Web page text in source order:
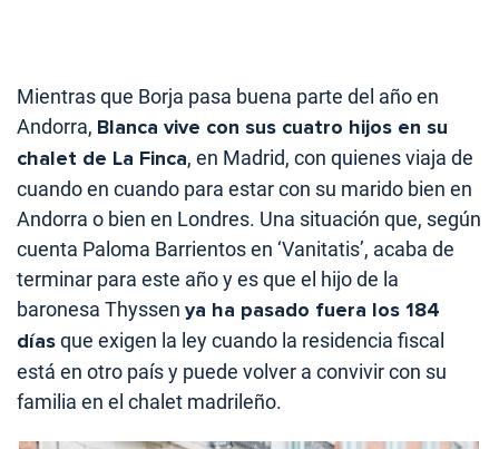
Mientras que Borja pasa buena parte del año en
Andorra, Blanca vive con sus cuatro hijos en su
chalet de La Finca, en Madrid, con quienes viaja de
cuando en cuando para estar con su marido bien en
Andorra o bien en Londres. Una situación que, según
cuenta Paloma Barrientos en ‘Vanitatis’, acaba de
terminar para este año y es que el hijo de la
baronesa Thyssen ya ha pasado fuera los 184
díasque exigen la ley cuando la residencia fiscal
está en otro país y puede volver a convivir con su
familia en el chalet madrileño.